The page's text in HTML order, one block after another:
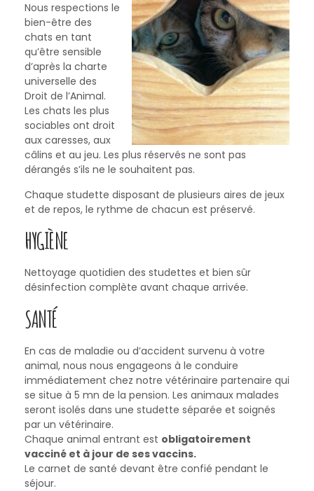
Nous respections le
bien-être des
chats en tant
qu’être sensible
d’après la charte
universelle des
Droit de l’Animal.
Les chats les plus
sociables ont droit
aux caresses, aux
câlins et au jeu. Les plus réservés ne sont pas
dérangés s’ils ne le souhaitent pas.
Chaque studette disposant de plusieurs aires de jeux
et de repos, le rythme de chacun est préservé.
HYGIÈNE
Nettoyage quotidien des studettes et bien sûr
désinfection complète avant chaque arrivée.
SANTÉ
En cas de maladie ou d’accident survenu à votre
animal, nous nous engageons à le conduire
immédiatement chez notre vétérinaire partenaire qui
se situe à 5 mn de la pension. Les animaux malades
seront isolés dans une studette séparée et soignés
par un vétérinaire.
Chaque animal entrant est obligatoirement
vacciné et à jour de ses vaccins.
Le carnet de santé devant être confié pendant le
séjour.